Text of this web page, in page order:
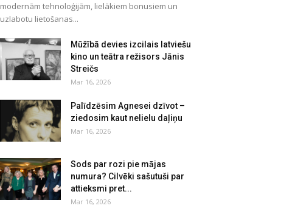
modernām tehnoloģijām, lielākiem bonusiem un
uzlabotu lietošanas...
Mūžībā devies izcilais latviešu
kino un teātra režisors Jānis
Streičs
Mar 16, 2026
Palīdzēsim Agnesei dzīvot –
ziedosim kaut nelielu daļiņu
Mar 16, 2026
Sods par rozi pie mājas
numura? Cilvēki sašutuši par
attieksmi pret...
Mar 16, 2026